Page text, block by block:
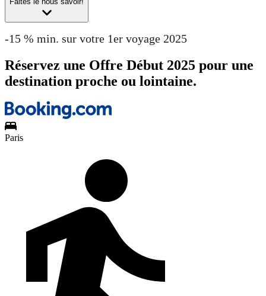
-15 % min. sur votre 1er voyage 2025
Réservez une Offre Début 2025 pour une
destination proche ou lointaine.
Paris